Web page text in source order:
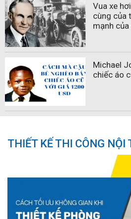
Vua xe
cùng của
mạnh
Michael
chiếc áo
THIẾT KẾ THI CÔNG NỘI